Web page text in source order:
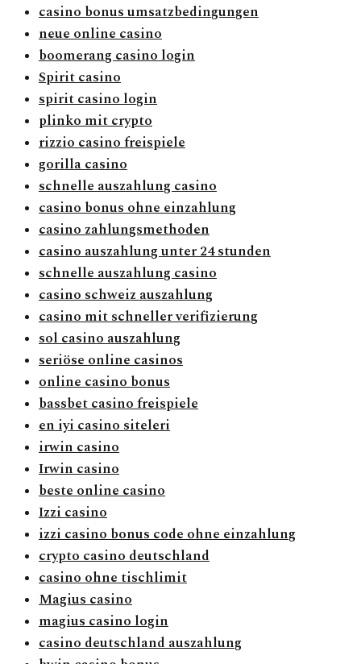
casino bonus umsatzbedingungen
neue online casino
boomerang casino login
Spirit casino
spirit casino login
plinko mit crypto
rizzio casino freispiele
gorilla casino
schnelle auszahlung casino
casino bonus ohne einzahlung
casino zahlungsmethoden
casino auszahlung unter 24 stunden
schnelle auszahlung casino
casino schweiz auszahlung
casino mit schneller verifizierung
sol casino auszahlung
seriöse online casinos
online casino bonus
bassbet casino freispiele
en iyi casino siteleri
irwin casino
Irwin casino
beste online casino
Izzi casino
izzi casino bonus code ohne einzahlung
crypto casino deutschland
casino ohne tischlimit
Magius casino
magius casino login
casino deutschland auszahlung